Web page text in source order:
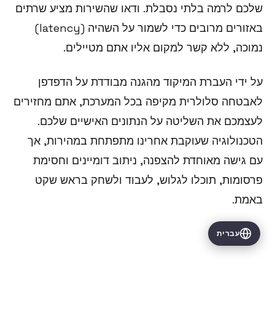
שלכם לרמה בלתי נסבלת. ודאו שהשירות מציע שרתים
באזורים מרובים כדי לשמור על השהיה (latency)
נמוכה, ללא קשר למקום אליו אתם מטיילים.
על ידי העברת המיקוד מהגנה מבודדת על הדפדפן
לאבטחה סלולרית מקיפה בכל המערכת, אתם מחזירים
לעצמכם את השליטה על הנתונים האישיים שלכם.
הטכנולוגיה שעוקבת אחרינו מתפתחת במהירות, אך
עם גישה מאוחדת להצפנה, ניתוב דומיינים וחסימת
פרסומות, תוכלו לגלוש, לעבוד ולשחק בראש שקט
באמת.
עברית